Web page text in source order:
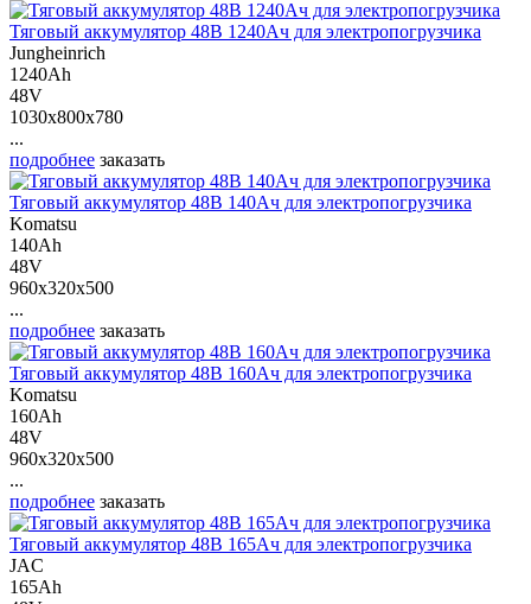
Тяговый аккумулятор 48В 1240Ач для электропогрузчика
Jungheinrich
1240Ah
48V
1030x800x780
...
подробнее заказать
Тяговый аккумулятор 48В 140Ач для электропогрузчика
Komatsu
140Ah
48V
960x320x500
...
подробнее заказать
Тяговый аккумулятор 48В 160Ач для электропогрузчика
Komatsu
160Ah
48V
960x320x500
...
подробнее заказать
Тяговый аккумулятор 48В 165Ач для электропогрузчика
JAC
165Ah